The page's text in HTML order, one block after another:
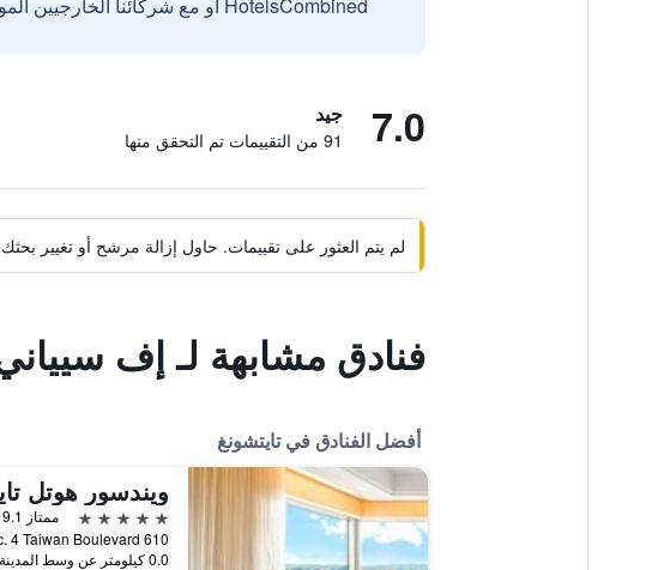
7.0 جيد
91 من التقييمات تم التحقق منها
لم يتم العثور على تقييمات. حاول إزالة مرشح أو تغيير
فنادق مشابهة لـ إف
أفضل الفنادق في تايتشونغ
ويندسور هوتل
5 نجوم
ممتاز 9.1
610 Sec. 4 Taiwan Boulevard, تايتشونغ, تايوان
0.0 كيلومتر عن وسط المدينة